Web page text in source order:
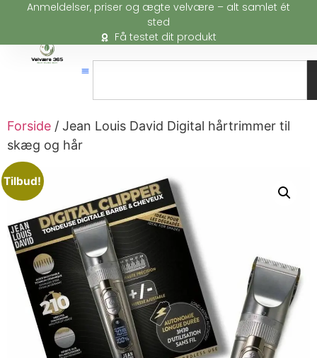
Anmeldelser, priser og ægte velvære – alt samlet ét
sted
Få testet dit produkt
Forside / Jean Louis David Digital hårtrimmer til
skæg og hår
Tilbud!